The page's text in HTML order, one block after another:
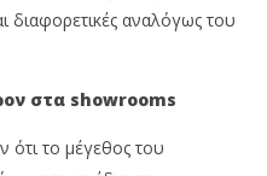
διαφορετικές αναλόγως του
στα showrooms
ότι το μέγεθος του